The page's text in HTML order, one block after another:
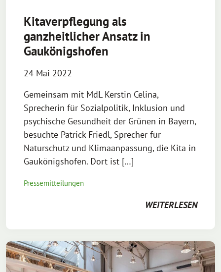
Kitaverpflegung als
ganzheitlicher Ansatz in
Gaukönigshofen
24 Mai 2022
Gemeinsam mit MdL Kerstin Celina,
Sprecherin für Sozialpolitik, Inklusion und
psychische Gesundheit der Grünen in Bayern,
besuchte Patrick Friedl, Sprecher für
Naturschutz und Klimaanpassung, die Kita in
Gaukönigshofen. Dort ist […]
Pressemitteilungen
WEITERLESEN